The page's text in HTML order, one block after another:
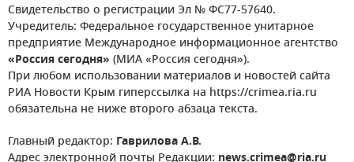
Свидетельство о регистрации Эл № ФС77-57640.
Учредитель: Федеральное государственное унитарное
предприятие Международное информационное агентство
«Россия сегодня» (МИА «Россия сегодня»).
При любом использовании материалов и новостей сайта
РИА Новости Крым гиперссылка на https://crimea.ria.ru
обязательна не ниже второго абзаца текста.
Главный редактор: Гаврилова А.В.
Адрес электронной почты Редакции: news.crimea@ria.ru